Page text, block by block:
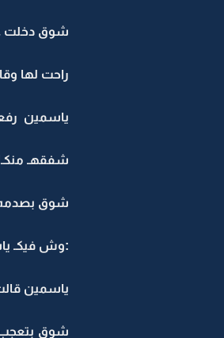
شوق دخلت
راحت لها
ياسمين
شفقهـ
شوق بصدمه
:وش فيكـ
ياسمين
شوق بتعجب